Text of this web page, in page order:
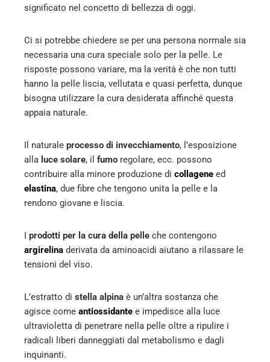
significato nel concetto di bellezza di oggi.
Ci si potrebbe chiedere se per una persona normale sia
necessaria una cura speciale solo per la pelle. Le
risposte possono variare, ma la verità è che non tutti
hanno la pelle liscia, vellutata e quasi perfetta, dunque
bisogna utilizzare la cura desiderata affinché questa
appaia naturale.
Il naturale processo di invecchiamento, l’esposizione
alla luce solare, il fumo regolare, ecc. possono
contribuire alla minore produzione di collagene ed
elastina, due fibre che tengono unita la pelle e la
rendono giovane e liscia.
prodotti per la cura della pelle che contengono
argirelina derivata da aminoacidi aiutano a rilassare le
tensioni del viso.
L’estratto di stella alpina è un’altra sostanza che
agisce come antiossidante e impedisce alla luce
ultravioletta di penetrare nella pelle oltre a ripulire i
radicali liberi danneggiati dal metabolismo e dagli
inquinanti.